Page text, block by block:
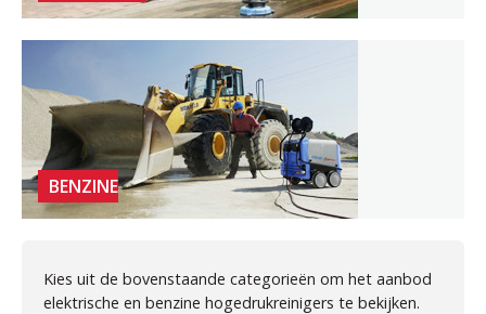
BENZINE
Kies uit de bovenstaande categorieën om het aanbod
elektrische en benzine hogedrukreinigers te bekijken.